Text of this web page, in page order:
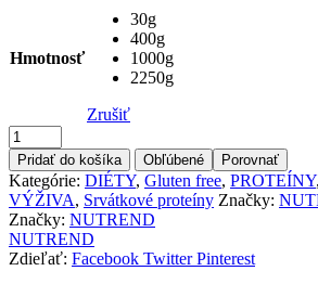
Hmotnosť
30g
400g
1000g
2250g
Zrušiť
Množstvo
Pridať do košíka Obľúbené Porovnať
Kategórie: DIÉTY, Gluten free, PROTEÍNY,
VÝŽIVA, Srvátkové proteíny Značky:
Značky: NUTREND
NUTREND
Zdieľať: Facebook Twitter Pinterest